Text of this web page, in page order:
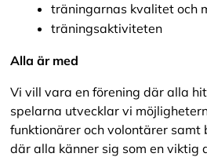
träningarnas kvalitet och
träningsaktiviteten
Alla är med
Vi vill vara en förening där alla
spelarna utvecklar vi
funktionärer och volontärer samt
där alla känner sig som en viktig